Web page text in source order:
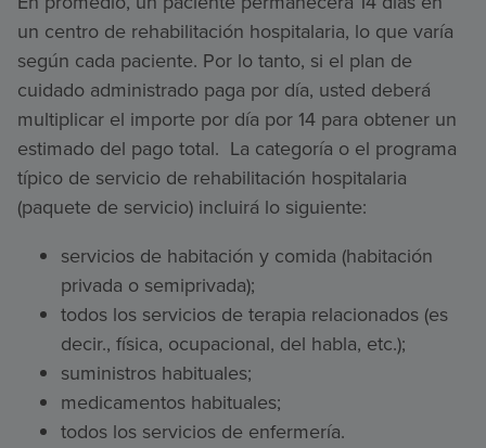
un centro de rehabilitación hospitalaria, lo que varía
según cada paciente. Por lo tanto, si el plan de
cuidado administrado paga por día, usted deberá
multiplicar el importe por día por 14 para obtener un
estimado del pago total. La categoría o el programa
típico de servicio de rehabilitación hospitalaria
(paquete de servicio) incluirá lo siguiente:
servicios de habitación y comida (habitación
privada o semiprivada);
todos los servicios de terapia relacionados (es
decir., física, ocupacional, del habla, etc.);
suministros habituales;
medicamentos habituales;
todos los servicios de enfermería.